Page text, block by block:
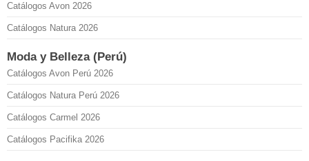
Catálogos Avon 2026
Catálogos Natura 2026
Moda y Belleza (Perú)
Catálogos Avon Perú 2026
Catálogos Natura Perú 2026
Catálogos Carmel 2026
Catálogos Pacifika 2026